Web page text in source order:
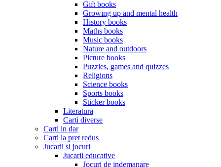
Gift books
Growing up and mental health
History books
Maths books
Music books
Nature and outdoors
Picture books
Puzzles, games and quizzes
Religions
Science books
Sports books
Sticker books
Literatura
Carti diverse
Carti in dar
Carti la pret redus
Jucarii si jocuri
Jucarii educative
Jocuri de indemanare